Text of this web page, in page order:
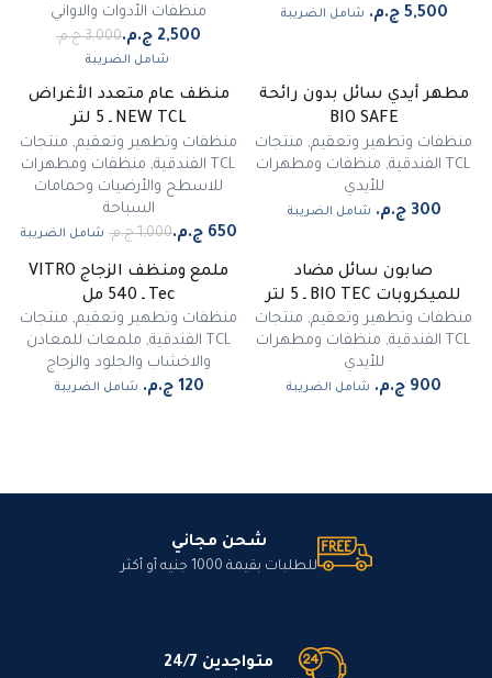
شامل الضريبة
منظفات الأدوات والاواني
شامل الضريبة
غير متوفر
مطهر أيدي سائل بدون رائحة
BIO SAFE
منظفات وتطهير وتعقيم, منتجات
TCL الفندقية
, منظفات ومطهرات
للأيدي
شامل الضريبة
منظف عام متعدد الأغراض
NEW TCL ـ 5 لتر
منظفات وتطهير وتعقيم, منتجات
TCL الفندقية
, منظفات ومطهرات
للاسطح والأرضيات وحمامات
السباحة
شامل الضريبة
صابون سائل مضاد
للميكروبات BIO TEC ـ 5 لتر
منظفات وتطهير وتعقيم, منتجات
TCL الفندقية
, منظفات ومطهرات
للأيدي
شامل الضريبة
ملمع ومنظف الزجاج VITRO
Tec ـ 540 مل
منظفات وتطهير وتعقيم, منتجات
TCL الفندقية
, ملمعات للمعادن
والاخشاب والجلود والزجاج
شامل الضريبة
شحن مجاني
للطلبات بقيمة 1000 جنيه أو أكثر
متواجدين 24/7